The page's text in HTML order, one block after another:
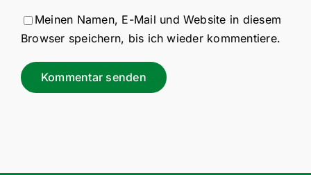
Meinen Namen, E-Mail und Website in diesem
Browser speichern, bis ich wieder kommentiere.